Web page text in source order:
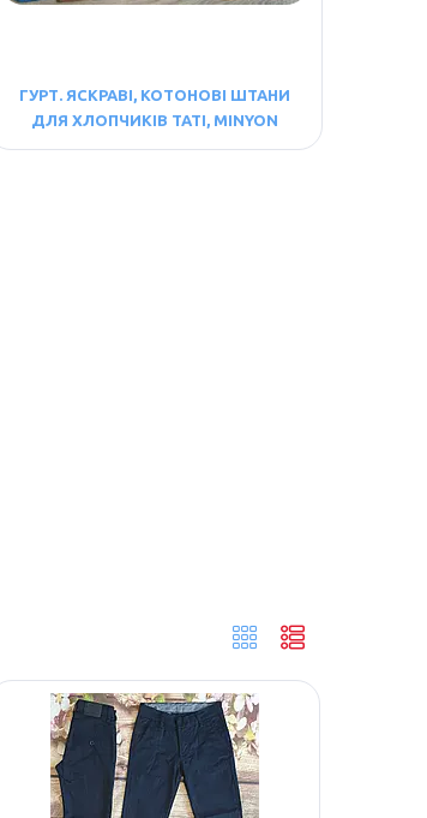
ГУРТ. ЯСКРАВІ, КОТОНОВІ ШТАНИ
ДЛЯ ХЛОПЧИКІВ TATI, MINYON